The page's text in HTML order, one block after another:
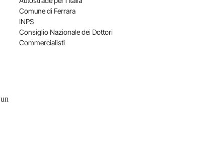
Comune di Ferrara
INPS
Consiglio Nazionale dei Dottori
Commercialisti